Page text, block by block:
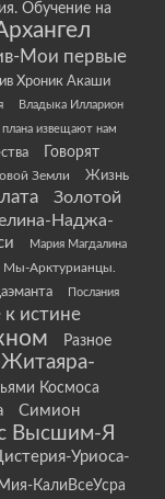
Обучение на
Мои первые
Хроник Акаши
Владыка Илларион
извещают нам
Говорят
Земли
Жизнь
Золотой
Наджа-
Мария Магдалина
Мы-Арктурианцы.
Послания
истине
Разное
Космоса
Симион
Высшим-Я
Уриоса-
КалиВсеУсра